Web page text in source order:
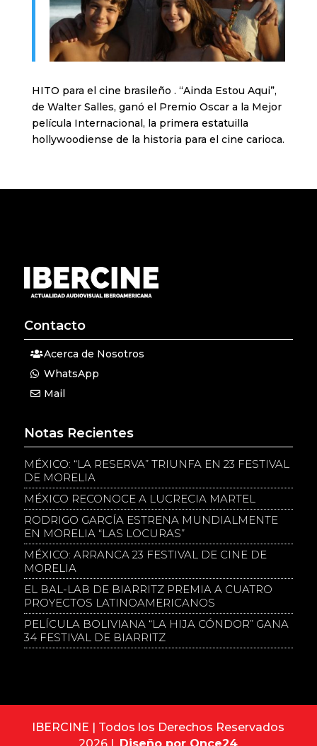
HITO para el cine brasileño . “Ainda Estou Aqui”,
de Walter Salles, ganó el Premio Oscar a la Mejor
película Internacional, la primera estatuilla
hollywoodiense de la historia para el cine carioca.
Contacto
Acerca de Nosotros
WhatsApp
Mail
Notas Recientes
MÉXICO: “LA RESERVA” TRIUNFA EN 23 FESTIVAL
DE MORELIA
MÉXICO RECONOCE A LUCRECIA MARTEL
RODRIGO GARCÍA ESTRENA MUNDIALMENTE
EN MORELIA “LAS LOCURAS”
MÉXICO: ARRANCA 23 FESTIVAL DE CINE DE
MORELIA
EL BAL-LAB DE BIARRITZ PREMIA A CUATRO
PROYECTOS LATINOAMERICANOS
PELÍCULA BOLIVIANA “LA HIJA CÓNDOR” GANA
34 FESTIVAL DE BIARRITZ
IBERCINE | Todos los Derechos Reservados
2026 | Diseño por Once24